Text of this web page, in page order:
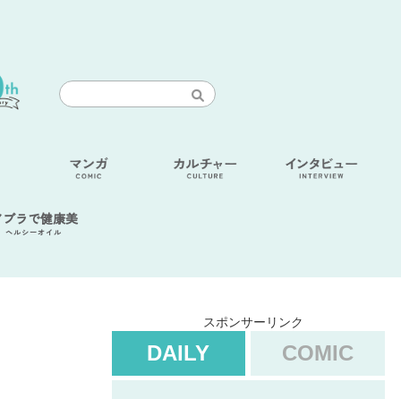
ラで健康美
ヘルシーオイル
スポンサーリンク
DAILY COMIC